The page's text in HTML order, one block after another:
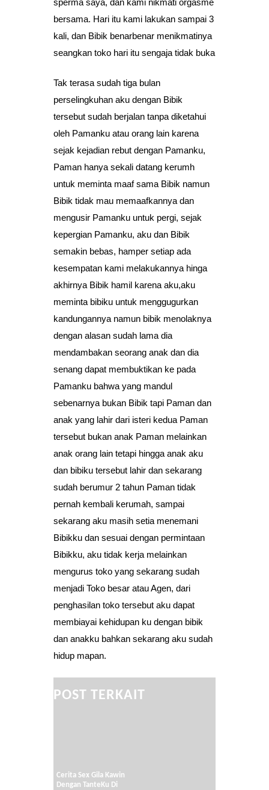
sperma saya, dan kami nikmati orgasme
bersama. Hari itu kami lakukan sampai 3
kali, dan Bibik benarbenar menikmatinya
seangkan toko hari itu sengaja tidak buka
Tak terasa sudah tiga bulan
perselingkuhan aku dengan Bibik
tersebut sudah berjalan tanpa diketahui
oleh Pamanku atau orang lain karena
sejak kejadian rebut dengan Pamanku,
Paman hanya sekali datang kerumh
untuk meminta maaf sama Bibik namun
Bibik tidak mau memaafkannya dan
mengusir Pamanku untuk pergi, sejak
kepergian Pamanku, aku dan Bibik
semakin bebas, hamper setiap ada
kesempatan kami melakukannya hinga
akhirnya Bibik hamil karena aku,aku
meminta bibiku untuk menggugurkan
kandungannya namun bibik menolaknya
dengan alasan sudah lama dia
mendambakan seorang anak dan dia
senang dapat membuktikan ke pada
Pamanku bahwa yang mandul
sebenarnya bukan Bibik tapi Paman dan
anak yang lahir dari isteri kedua Paman
tersebut bukan anak Paman melainkan
anak orang lain tetapi hingga anak aku
dan bibiku tersebut lahir dan sekarang
sudah berumur 2 tahun Paman tidak
pernah kembali kerumah, sampai
sekarang aku masih setia menemani
Bibikku dan sesuai dengan permintaan
Bibikku, aku tidak kerja melainkan
mengurus toko yang sekarang sudah
menjadi Toko besar atau Agen, dari
penghasilan toko tersebut aku dapat
membiayai kehidupan ku dengan bibik
dan anakku bahkan sekarang aku sudah
hidup mapan.
POST TERKAIT
Cerita Sex Gila Kawin
Dengan TanteKu Di